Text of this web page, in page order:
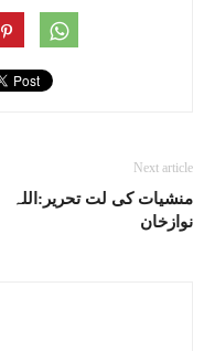
Next article
منشیات کی لت تحریر:اللہ
نوازخان